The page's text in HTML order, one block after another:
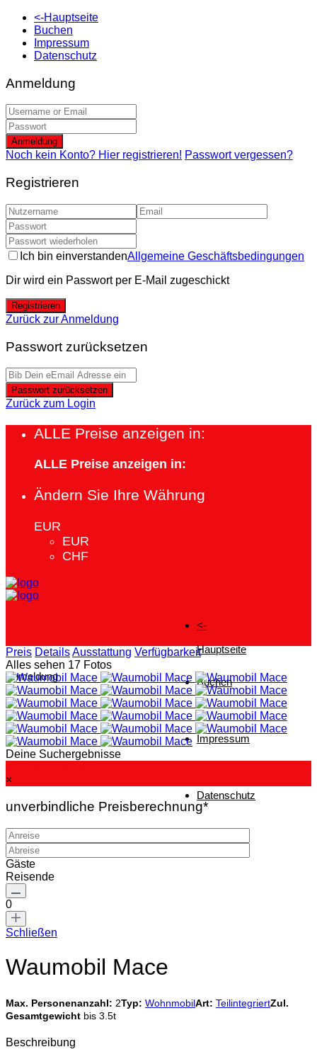
<-Hauptseite
Buchen
Impressum
Datenschutz
Anmeldung
Anmeldung
Noch kein Konto? Hier registrieren! Passwort vergessen?
Registrieren
Ich bin einverstandenAllgemeine Geschäftsbedingungen
Dir wird ein Passwort per E-Mail zugeschickt
Registrieren
Zurück zur Anmeldung
Passwort zurücksetzen
Passwort zurücksetzen
Zurück zum Login
ALLE Preise anzeigen in:
ALLE Preise anzeigen in:
Ändern Sie Ihre Währung
EUR
EUR
CHF
<-
Hauptseite
Buchen
Impressum
Datenschutz
Anmeldung
Preis DetailsAusstattung Verfügbarkeit
Alles sehen 17 Fotos
Deine Suchergebnisse
×
unverbindliche Preisberechnung*
Gäste
Reisende
0
Schließen
Waumobil Mace
Max. Personenanzahl: 2Typ: WohnmobilArt: TeilintegriertZul.
Gesamtgewicht bis 3.5t
Beschreibung